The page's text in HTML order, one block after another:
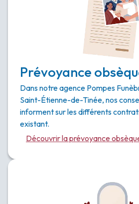
Prévoyance
Dans notre agence Pompes
Saint-Étienne-de-Tinée, nos
informent sur les différents
existant.
Découvrir la prévoyance